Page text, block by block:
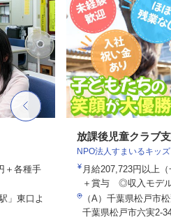
＋各種手
」東口よ
放課後児童クラブ
NPO法人すまいるキッズ
月給207,723円以上（
＋賞与 ◎収入モデル
（A）千葉県松戸市
千葉県松戸市六実2-